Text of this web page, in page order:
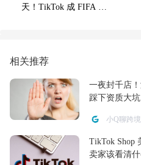
天！TikTok 成 FIFA 首
相关推荐
一夜封千店
踩下资质大坑
小Q聊跨境
TikTok Shop
卖家该看清